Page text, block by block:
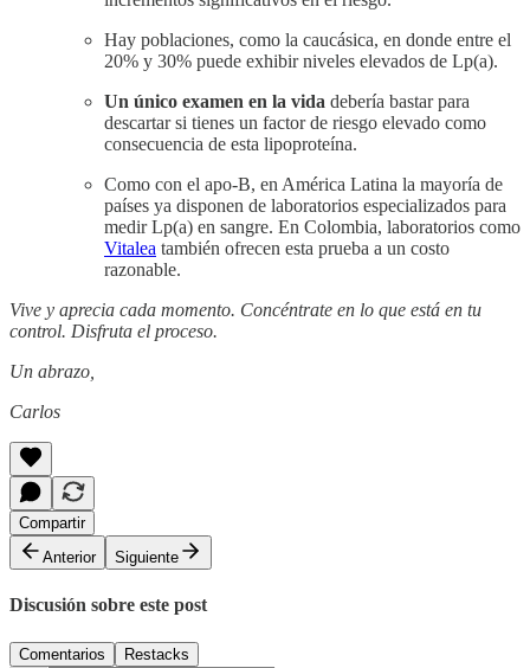
Hay poblaciones, como la caucásica, en donde entre el
20% y 30% puede exhibir niveles elevados de Lp(a).
Un único examen en la vida debería bastar para
descartar si tienes un factor de riesgo elevado como
consecuencia de esta lipoproteína.
Como con el apo-B, en América Latina la mayoría de
países ya disponen de laboratorios especializados para
medir Lp(a) en sangre. En Colombia, laboratorios como
Vitalea también ofrecen esta prueba a un costo
razonable.
Vive y aprecia cada momento. Concéntrate en lo que está en tu
control. Disfruta el proceso.
Un abrazo,
Carlos
Compartir
Anterior
Siguiente
Discusión sobre este post
Comentarios Restacks